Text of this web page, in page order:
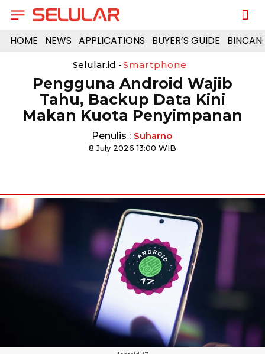
HOME NEWS APPLICATIONS BUYER’S GUIDE
Selular.id -Smartphone
Pengguna Android Wajib
Tahu, Backup Data Kini
Makan Kuota Penyimpanan
Penulis : Suharno
8 July 2026 13:00 WIB